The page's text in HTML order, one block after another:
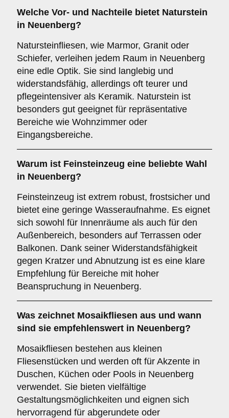
Welche Vor- und Nachteile bietet Naturstein
in Neuenberg?
Natursteinfliesen, wie Marmor, Granit oder
Schiefer, verleihen jedem Raum in Neuenberg
eine edle Optik. Sie sind langlebig und
widerstandsfähig, allerdings oft teurer und
pflegeintensiver als Keramik. Naturstein ist
besonders gut geeignet für repräsentative
Bereiche wie Wohnzimmer oder
Eingangsbereiche.
Warum ist Feinsteinzeug eine beliebte Wahl
in Neuenberg?
Feinsteinzeug ist extrem robust, frostsicher und
bietet eine geringe Wasseraufnahme. Es eignet
sich sowohl für Innenräume als auch für den
Außenbereich, besonders auf Terrassen oder
Balkonen. Dank seiner Widerstandsfähigkeit
gegen Kratzer und Abnutzung ist es eine klare
Empfehlung für Bereiche mit hoher
Beanspruchung in Neuenberg.
Was zeichnet Mosaikfliesen aus und wann
sind sie empfehlenswert in Neuenberg?
Mosaikfliesen bestehen aus kleinen
Fliesenstücken und werden oft für Akzente in
Duschen, Küchen oder Pools in Neuenberg
verwendet. Sie bieten vielfältige
Gestaltungsmöglichkeiten und eignen sich
hervorragend für abgerundete oder